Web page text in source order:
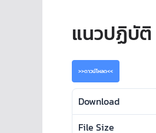
แนวปฏิบัติ
>>ดาวน์โหลด<<
Download
File Size